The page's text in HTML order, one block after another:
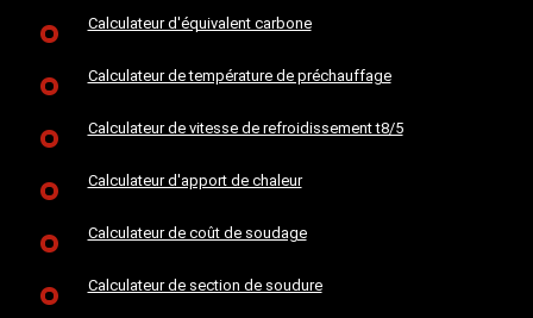
Calculateur d'équivalent carbone
Calculateur de température de préchauffage
Calculateur de vitesse de refroidissement t8/5
Calculateur d'apport de chaleur
Calculateur de coût de soudage
Calculateur de section de soudure